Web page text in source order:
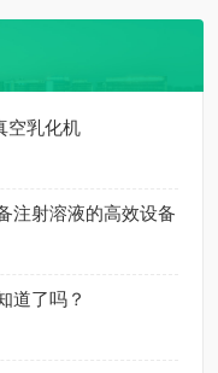
空乳化机
注射溶液的高效设备
道了吗？